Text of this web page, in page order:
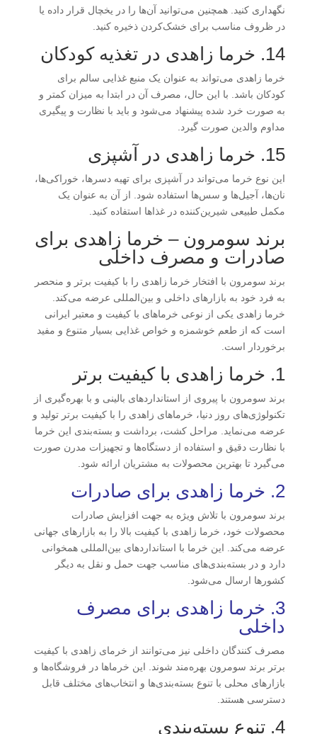
نگهداری کنید. همچنین می‌توانید آن‌ها را در یخچال قرار داده یا
در ظروف مناسب برای خشک‌کردن ذخیره کنید.
14. خرما زاهدی در تغذیه کودکان
خرما زاهدی می‌تواند به عنوان یک منبع غذایی سالم برای
کودکان باشد. با این حال، مصرف آن در ابتدا به میزان کمتر و
به صورت خرد شده پیشنهاد می‌شود و باید با نظارت و پیگیری
مداوم والدین صورت گیرد.
15. خرما زاهدی در آشپزی
این نوع خرما می‌تواند در آشپزی برای تهیه دسرها، خوراکی‌ها،
نان‌ها، آجیل‌ها و سس‌ها استفاده شود. از آن به عنوان یک
مکمل طبیعی شیرین‌کننده در غذاها استفاده کنید.
برند سومرون – خرما زاهدی برای
صادرات و مصرف داخلی
برند سومرون با افتخار خرما زاهدی را با کیفیت برتر و منحصر
به فرد خود به بازارهای داخلی و بین‌المللی عرضه می‌کند.
خرما زاهدی یکی از نوعی خرماهای با کیفیت و معتبر ایرانی
است که از طعم خوشمزه و خواص غذایی بسیار متنوع و مفید
برخوردار است.
1. خرما زاهدی با کیفیت برتر
برند سومرون با پیروی از استانداردهای بالینی و با بهره‌گیری از
تکنولوژی‌های روز دنیا، خرماهای زاهدی را با کیفیت برتر تولید و
عرضه می‌نماید. مراحل کشت، برداشت و بسته‌بندی این خرما
با نظارت دقیق و استفاده از دستگاه‌ها و تجهیزات مدرن صورت
می‌گیرد تا بهترین محصولات به مشتریان ارائه شود.
2. خرما زاهدی برای صادرات
برند سومرون با تلاش ویژه به جهت افزایش صادرات
محصولات خود، خرما زاهدی با کیفیت بالا را به بازارهای جهانی
عرضه می‌کند. این خرما با استانداردهای بین‌المللی همخوانی
دارد و در بسته‌بندی‌های مناسب جهت حمل و نقل به دیگر
کشورها ارسال می‌شود.
3. خرما زاهدی برای مصرف
داخلی
مصرف کنندگان داخلی نیز می‌توانند از خرمای زاهدی با کیفیت
برتر برند سومرون بهره‌مند شوند. این خرماها در فروشگاه‌ها و
بازارهای محلی با تنوع بسته‌بندی‌ها و انتخاب‌های مختلف قابل
دسترسی هستند.
4. تنوع بسته‌بندی